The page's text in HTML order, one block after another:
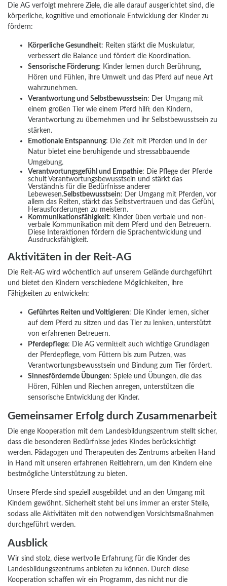
Die AG verfolgt mehrere Ziele, die alle darauf ausgerichtet sind, die
körperliche, kognitive und emotionale Entwicklung der Kinder zu
fördern:
Körperliche Gesundheit: Reiten stärkt die Muskulatur,
verbessert die Balance und fördert die Koordination.
Sensorische Förderung: Kinder lernen durch Berührung,
Hören und Fühlen, ihre Umwelt und das Pferd auf neue Art
wahrzunehmen.
Verantwortung und Selbstbewusstsein: Der Umgang mit
einem großen Tier wie einem Pferd hilft den Kindern,
Verantwortung zu übernehmen und ihr Selbstbewusstsein zu
stärken.
Emotionale Entspannung: Die Zeit mit Pferden und in der
Natur bietet eine beruhigende und stressabbauende
Umgebung.
Verantwortungsgefühl und Empathie: Die Pflege der Pferde
schult Verantwortungsbewusstsein und stärkt das
Verständnis für die Bedürfnisse anderer
Lebewesen.Selbstbewusstsein: Der Umgang mit Pferden, vor
allem das Reiten, stärkt das Selbstvertrauen und das Gefühl,
Herausforderungen zu meistern.
Kommunikationsfähigkeit: Kinder üben verbale und non-
verbale Kommunikation mit dem Pferd und den Betreuern.
Diese Interaktionen fördern die Sprachentwicklung und
Ausdrucksfähigkeit.
Aktivitäten in der Reit-AG
Die Reit-AG wird wöchentlich auf unserem Gelände durchgeführt
und bietet den Kindern verschiedene Möglichkeiten, ihre
Fähigkeiten zu entwickeln:
Geführtes Reiten und Voltigieren: Die Kinder lernen, sicher
auf dem Pferd zu sitzen und das Tier zu lenken, unterstützt
von erfahrenen Betreuern.
Pferdepflege: Die AG vermittelt auch wichtige Grundlagen
der Pferdepflege, vom Füttern bis zum Putzen, was
Verantwortungsbewusstsein und Bindung zum Tier fördert.
Sinnesfördernde Übungen: Spiele und Übungen, die das
Hören, Fühlen und Riechen anregen, unterstützen die
sensorische Entwicklung der Kinder.
Gemeinsamer Erfolg durch Zusammenarbeit
Die enge Kooperation mit dem Landesbildungszentrum stellt sicher,
dass die besonderen Bedürfnisse jedes Kindes berücksichtigt
werden. Pädagogen und Therapeuten des Zentrums arbeiten Hand
in Hand mit unseren erfahrenen Reitlehrern, um den Kindern eine
bestmögliche Unterstützung zu bieten.
Unsere Pferde sind speziell ausgebildet und an den Umgang mit
Kindern gewöhnt. Sicherheit steht bei uns immer an erster Stelle,
sodass alle Aktivitäten mit den notwendigen Vorsichtsmaßnahmen
durchgeführt werden.
Ausblick
Wir sind stolz, diese wertvolle Erfahrung für die Kinder des
Landesbildungszentrums anbieten zu können. Durch diese
Kooperation schaffen wir ein Programm, das nicht nur die